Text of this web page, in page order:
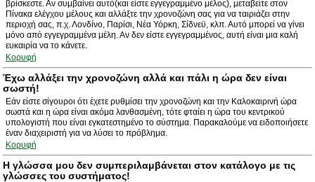
βρίσκεστε. Αν συμβαίνει αυτό(και είστε εγγεγραμμένο μέλος), μεταβείτε στον
Πίνακα ελέγχου μέλους και αλλάξτε την χρονοζώνη σας για να ταιριάζει στην
περιοχή σας, π.χ. Λονδίνο, Παρίσι, Νέα Υόρκη, Σίδνεϋ, κλπ. Αυτό μπορεί να γίνει
μόνο από εγγεγραμμένα μέλη. Αν δεν είστε εγγεγραμμένος, αυτή είναι μια καλή
ευκαιρία να το κάνετε.
Κορυφή
Έχω αλλάξει την χρονοζώνη αλλά και πάλι η ώρα δεν είναι
σωστή!
Εάν είστε σίγουροι ότι έχετε ρυθμίσει την χρονοζώνη και την Καλοκαιρινή ώρα
σωστά και η ώρα είναι ακόμα λανθασμένη, τότε φταίει η ώρα του κεντρικού
υπολογιστή που είναι εγκατεστημένο το σύστημα. Παρακαλούμε να ειδοποιήσετε
έναν διαχειριστή για να λύσει το πρόβλημα.
Κορυφή
Η γλώσσα μου δεν συμπεριλαμβάνεται στον κατάλογο με τις
γλώσσες του συστήματος!